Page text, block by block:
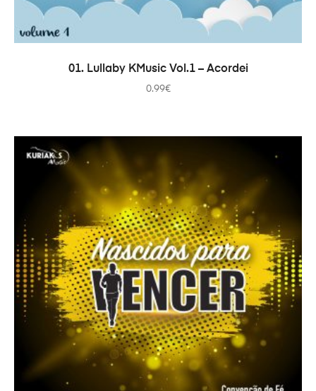
PRIDAŤ DO KOŠÍKA
01. Lullaby KMusic Vol.1 – Acordei
0.99€